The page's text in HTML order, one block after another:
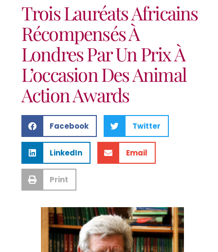
Trois Lauréats Africains
Récompensés À
Londres Par Un Prix À
L’occasion Des Animal
Action Awards
Facebook Twitter
LinkedIn Email
Print